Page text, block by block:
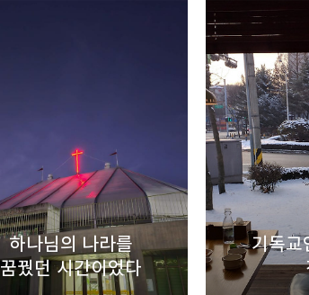
thebravepost.com
bravesjb@gmail.com, South
카카오톡
네이버 블로그
하나님의 나라를
꿈꿨던 시간이었다
기독교